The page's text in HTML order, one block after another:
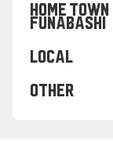
HOME TOWN
FUNABASHI
LOCAL
OTHER